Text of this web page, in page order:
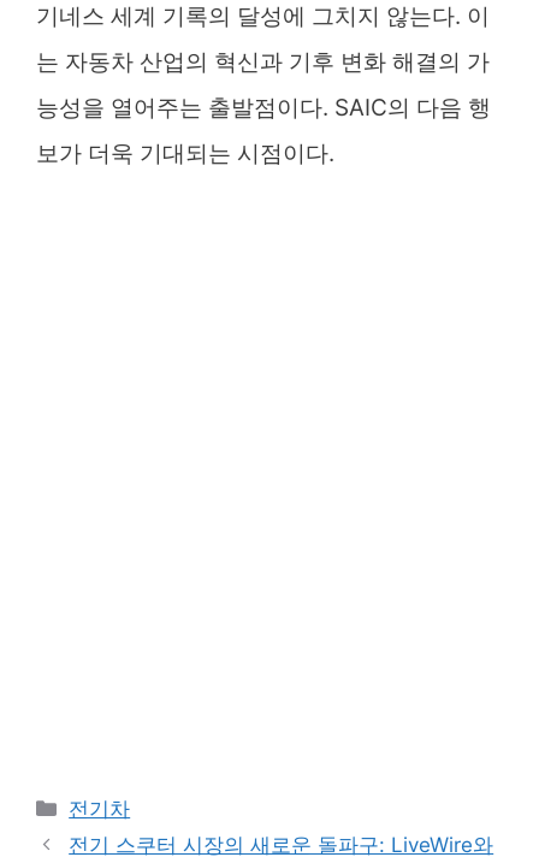
기네스 세계 기록의 달성에 그치지 않는다. 이
는 자동차 산업의 혁신과 기후 변화 해결의 가
능성을 열어주는 출발점이다. SAIC의 다음 행
보가 더욱 기대되는 시점이다.
Categories
전기차
전기 스쿠터 시장의 새로운 돌파구: LiveWire와